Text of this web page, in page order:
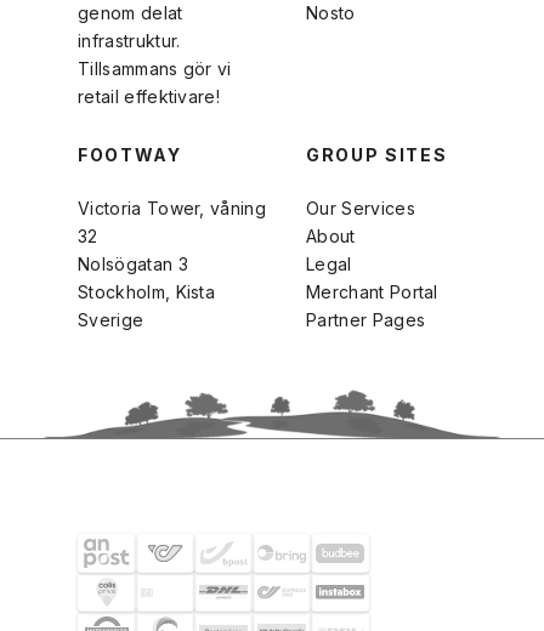
genom delat
infrastruktur.
Tillsammans gör vi
retail effektivare!
Nosto
FOOTWAY
Victoria Tower, våning
32
Nolsögatan 3
Stockholm, Kista
Sverige
GROUP SITES
Our Services
About
Legal
Merchant Portal
Partner Pages